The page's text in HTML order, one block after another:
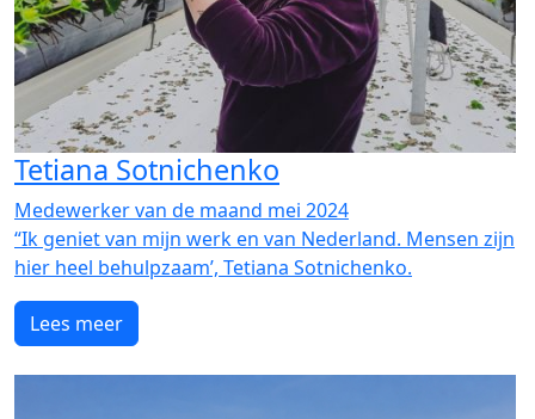
Tetiana Sotnichenko
Medewerker van de maand mei 2024
“Ik geniet van mijn werk en van Nederland. Mensen zijn
hier heel behulpzaam’, Tetiana Sotnichenko.
Lees meer